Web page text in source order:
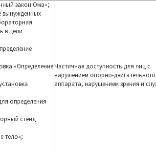
закон Ома»;
вынужденных
в цепи
«Определение
определения
стенд
тело»;
Частичная доступность для лиц с
нарушением опорно-двигательного
аппарата, нарушением зрения и